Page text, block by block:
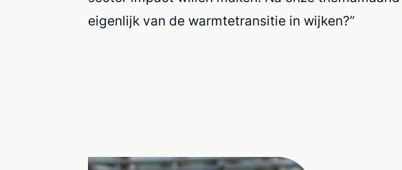
eigenlijk van de warmtetransitie in wijken?”